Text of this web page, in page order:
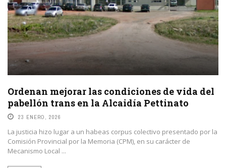
Ordenan mejorar las condiciones de vida del
pabellón trans en la Alcaidía Pettinato
23 ENERO, 2026
La justicia hizo lugar a un habeas corpus colectivo presentado por la
Comisión Provincial por la Memoria (CPM), en su carácter de
Mecanismo Local ...